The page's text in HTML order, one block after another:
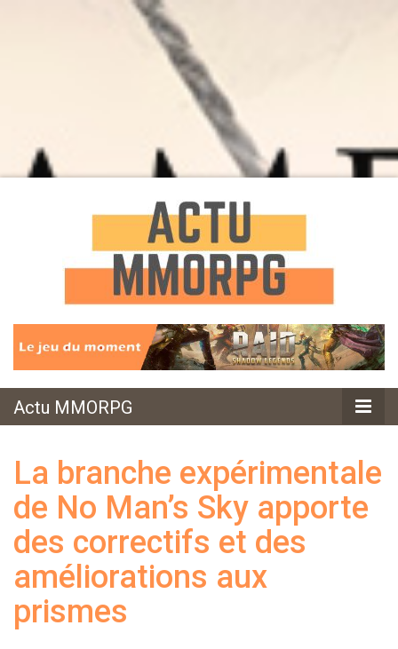
Actu
MMORPG
Actu MMORPG
La branche expérimentale
de No Man’s Sky apporte
des correctifs et des
améliorations aux
prismes